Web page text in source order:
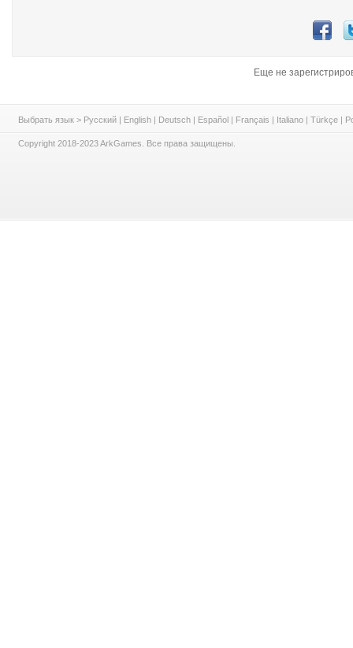
Еще не
Выбрать язык > Русский | English | Deutsch | Español | Français | Italiano | Türkçe |
Copyright 2018-2023 ArkGames. Все права защищены.